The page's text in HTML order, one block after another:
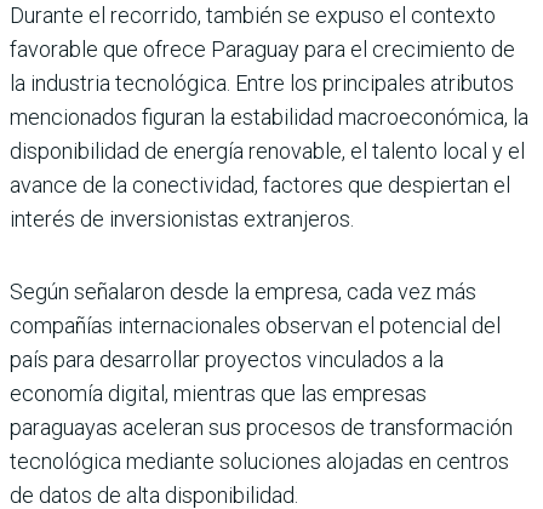
Durante el recorrido, también se expuso el contexto
favorable que ofrece Paraguay para el crecimiento de
la industria tecnológica. Entre los principales atributos
mencionados figuran la estabilidad macroeconómica, la
disponibilidad de energía renovable, el talento local y el
avance de la conectividad, factores que despiertan el
interés de inversionistas extranjeros.
Según señalaron desde la empresa, cada vez más
compañías internacionales observan el potencial del
país para desarrollar proyectos vinculados a la
economía digital, mientras que las empresas
paraguayas aceleran sus procesos de transformación
tecnológica mediante soluciones alojadas en centros
de datos de alta disponibilidad.